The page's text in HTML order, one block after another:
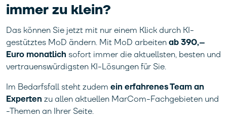
immer zu klein?
Das können Sie jetzt mit nur einem Klick durch KI-
gestütztes MoD ändern. Mit MoD arbeiten ab 390,–
Euro monatlich sofort immer die aktuellsten, besten und
vertrauenswürdigsten KI-Lösungen für Sie.
Im Bedarfsfall steht zudem ein erfahrenes Team an
Experten zu allen aktuellen MarCom-Fachgebieten und
-Themen an Ihrer Seite.